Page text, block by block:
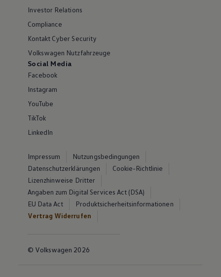
Investor Relations
Compliance
Kontakt Cyber Security
Volkswagen Nutzfahrzeuge
Social Media
Facebook
Instagram
YouTube
TikTok
LinkedIn
Impressum
Nutzungsbedingungen
Datenschutzerklärungen
Cookie-Richtlinie
Lizenzhinweise Dritter
Angaben zum Digital Services Act (DSA)
EU Data Act
Produktsicherheitsinformationen
Vertrag Widerrufen
© Volkswagen 2026